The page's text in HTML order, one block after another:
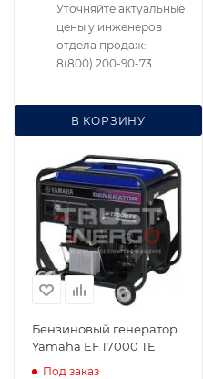
В КОРЗИНУ
Уточняйте актуальные
цены у инженеров
отдела продаж:
8(800) 200-90-73
Бензиновый генератор
Yamaha EF 17000 TE
Под заказ